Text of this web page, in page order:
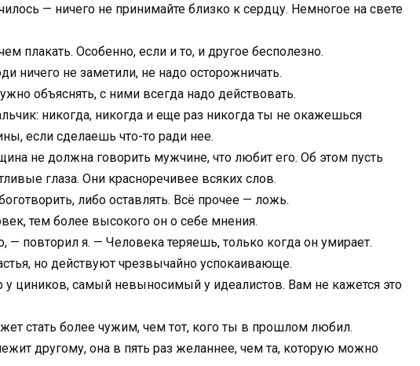
— ничего не принимайте близко к сердцу. Немногое на свете
плакать. Особенно, если и то, и другое бесполезно.
ничего не заметили, не надо осторожничать.
объяснять, с ними всегда надо действовать.
никогда, никогда и еще раз никогда ты не окажешься
если сделаешь что-то ради нее.
не должна говорить мужчине, что любит его. Об этом пусть
глаза. Они красноречивее всяких слов.
либо оставлять. Всё прочее — ложь.
тем более высокого он о себе мнения.
— повторил я. — Человека теряешь, только когда он умирает.
но действуют чрезвычайно успокаивающе.
у циников, самый невыносимый у идеалистов. Вам не кажется это
стать более чужим, чем тот, кого ты в прошлом любил.
другому, она в пять раз желаннее, чем та, которую можно